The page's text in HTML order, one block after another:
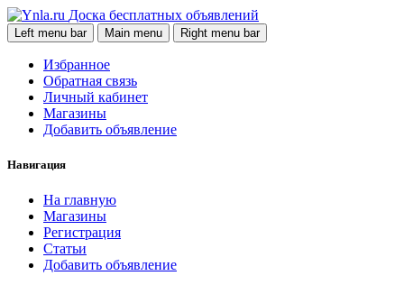
Доска бесплатных объявлений
Left menu bar Main menu Right menu bar
Избранное
Обратная связь
Личный кабинет
Магазины
Добавить объявление
Навигация
На главную
Магазины
Регистрация
Статьи
Добавить объявление